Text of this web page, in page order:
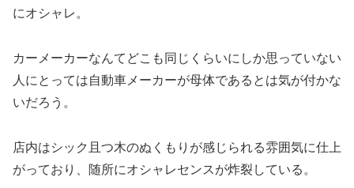
にオシャレ。
カーメーカーなんてどこも同じくらいにしか思っていない
人にとっては自動車メーカーが母体であるとは気が付かな
いだろう。
店内はシック且つ木のぬくもりが感じられる雰囲気に仕上
がっており、随所にオシャレセンスが炸裂している。